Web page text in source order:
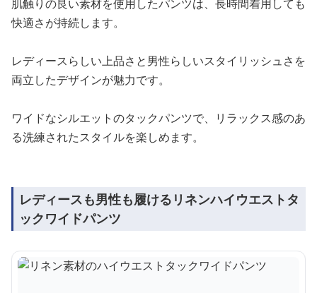
肌触りの良い素材を使用したパンツは、長時間着用しても
快適さが持続します。
レディースらしい上品さと男性らしいスタイリッシュさを
両立したデザインが魅力です。
ワイドなシルエットのタックパンツで、リラックス感のあ
る洗練されたスタイルを楽しめます。
レディースも男性も履けるリネンハイウエストタ
ックワイドパンツ